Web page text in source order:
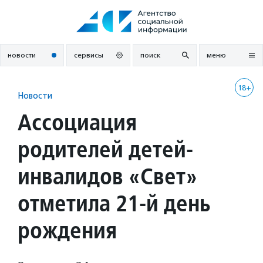
новости сервисы поиск меню
18+
Новости
Ассоциация
родителей детей-
инвалидов «Свет»
отметила 21-й день
рождения